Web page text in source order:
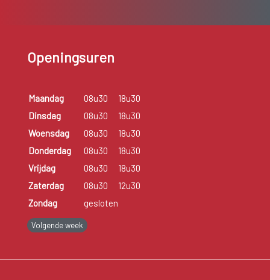
Openingsuren
Maandag 08u30
18u30
Dinsdag
08u30
18u30
Woensdag
08u30
18u30
Donderdag
08u30
18u30
Vrijdag
08u30
18u30
Zaterdag
08u30
12u30
Zondag
gesloten
Volgende week